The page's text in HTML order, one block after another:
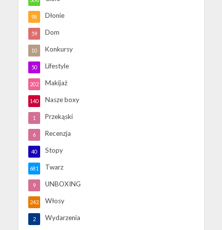
Dłonie
98
Dom
59
Konkursy
10
Lifestyle
50
Makijaż
202
Nasze boxy
140
Przekąski
1
Recenzja
6
Stopy
40
Twarz
681
UNBOXING
9
Włosy
242
Wydarzenia
2